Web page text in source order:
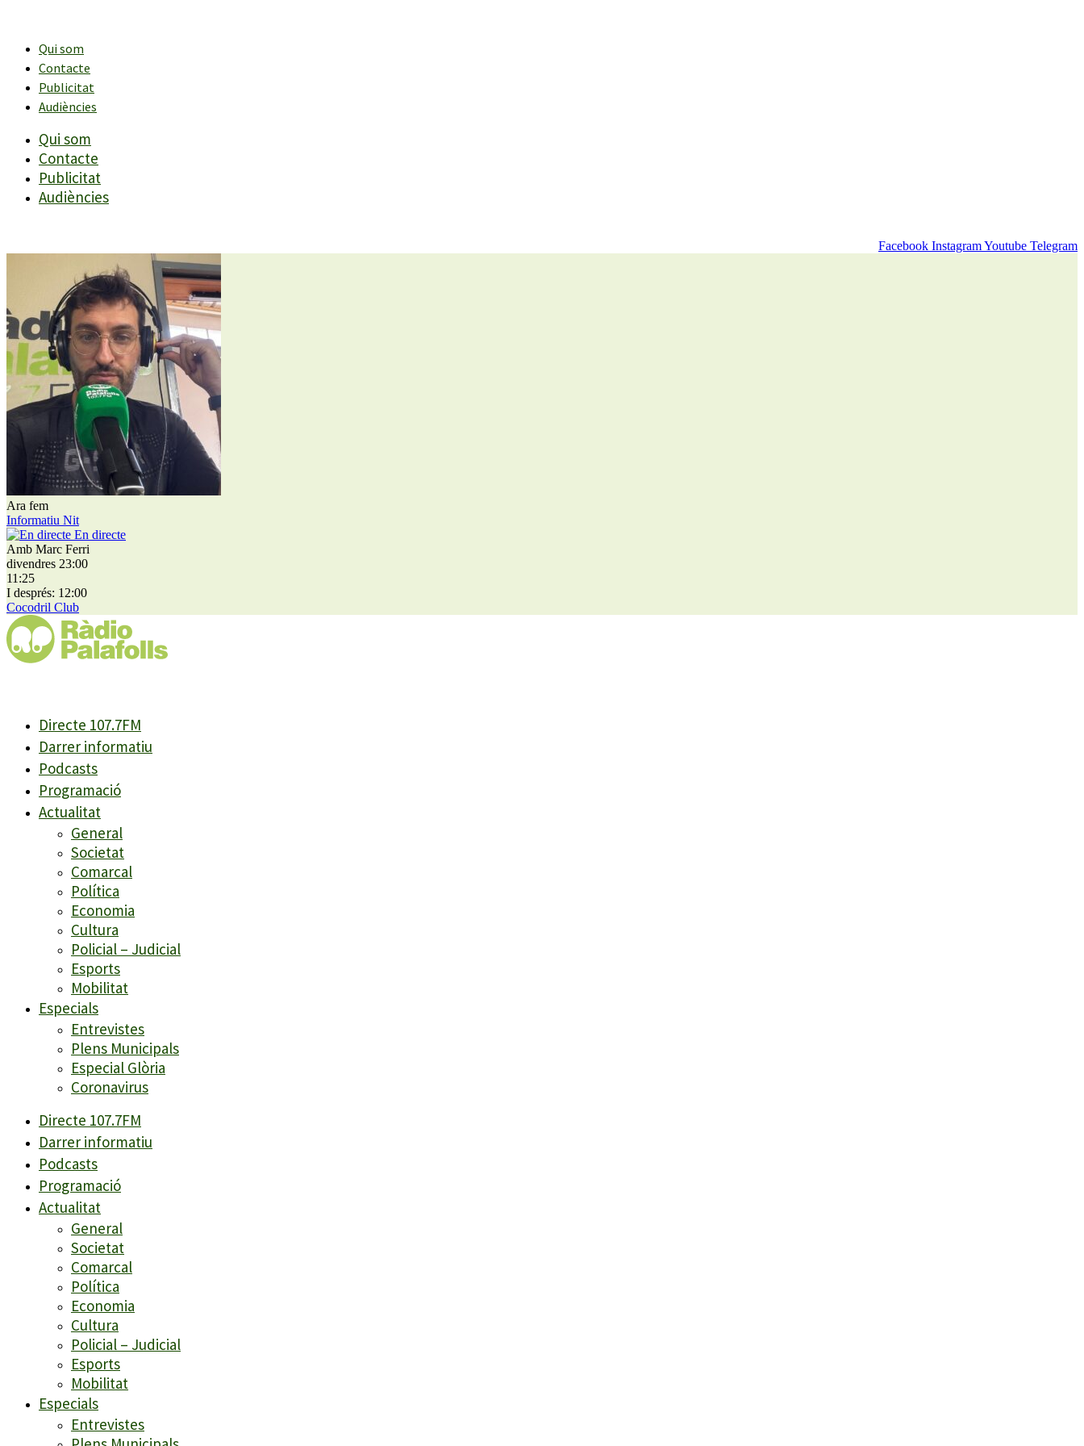
contingutQui som
Contacte
Publicitat
Audiències
Qui som
Contacte
Publicitat
Audiències
Facebook InstagramYoutube Telegram
Ara fem
Informatiu Nit
En directe
Amb Marc Ferri
divendres 23:00
11:25
I després: 12:00
Cocodril Club
Directe 107.7FM
Darrer informatiu
Podcasts
Programació
Actualitat
General
Societat
Comarcal
Política
Economia
Cultura
Policial – Judicial
Esports
Mobilitat
Especials
Entrevistes
Plens Municipals
Especial Glòria
Coronavirus
Directe 107.7FM
Darrer informatiu
Podcasts
Programació
Actualitat
General
Societat
Comarcal
Política
Economia
Cultura
Policial – Judicial
Esports
Mobilitat
Especials
Entrevistes